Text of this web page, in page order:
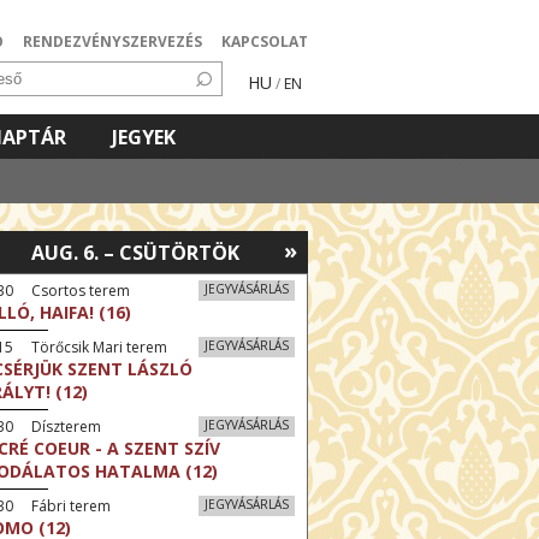
RENDEZVÉNYSZERVEZÉS KAPCSOLAT
HU / EN
JEGYEK
»
AUG. 6. – CSÜTÖRTÖK
JEGYVÁSÁRLÁS
Csortos terem
HAIFA! (16)
JEGYVÁSÁRLÁS
Törőcsik Mari terem
SZENT LÁSZLÓ
(12)
JEGYVÁSÁRLÁS
Díszterem
COEUR - A SZENT SZÍV
HATALMA (12)
JEGYVÁSÁRLÁS
Fábri terem
(12)